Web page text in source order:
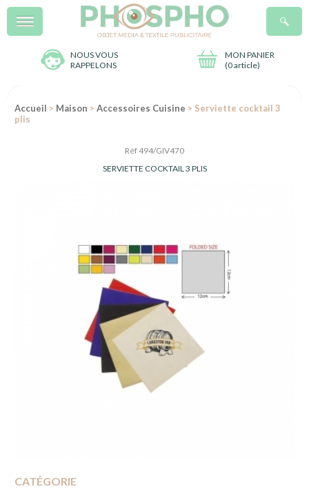
NOUS VOUS
RAPPELONS
MON PANIER
(0 article)
Menu
Accueil > Maison >Accessoires Cuisine > Serviette cocktail 3
plis
Réf 494/GIV470
SERVIETTE COCKTAIL 3 PLIS
CATÉGORIE